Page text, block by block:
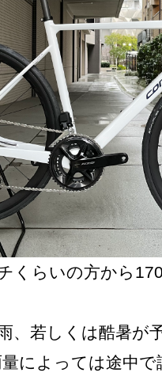
くらいの方から
、若しくは酷暑が
によっては途中で